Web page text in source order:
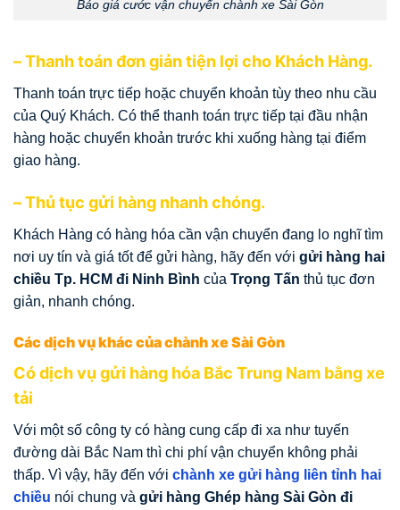
Báo giá cước vận chuyển chành xe Sài Gòn
– Thanh toán đơn giản tiện lợi cho Khách Hàng.
Thanh toán trực tiếp hoặc chuyển khoản tùy theo nhu cầu
của Quý Khách. Có thể thanh toán trực tiếp tại đầu nhận
hàng hoặc chuyển khoản trước khi xuống hàng tại điểm
giao hàng.
– Thủ tục gửi hàng nhanh chóng.
Khách Hàng có hàng hóa cần vận chuyển đang lo nghĩ tìm
nơi uy tín và giá tốt để gửi hàng, hãy đến với gửi hàng hai
chiều Tp. HCM đi Ninh Bình của Trọng Tấn thủ tục đơn
giản, nhanh chóng.
Các dịch vụ khác của chành xe Sài Gòn
Có dịch vụ gửi hàng hóa Bắc Trung Nam bằng xe
tải
Với một số công ty có hàng cung cấp đi xa như tuyến
đường dài Bắc Nam thì chi phí vận chuyển không phải
thấp. Vì vậy, hãy đến với chành xe gửi hàng liên tỉnh hai
chiều nói chung và gửi hàng Ghép hàng Sài Gòn đi